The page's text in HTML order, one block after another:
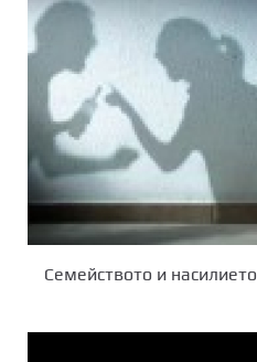
Семейството и насилието